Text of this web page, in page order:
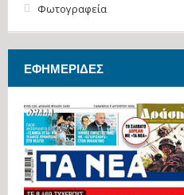
Φωτογραφεία
ΕΦΗΜΕΡΊΔΕΣ